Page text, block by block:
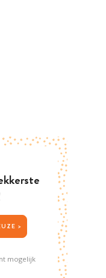
JOUW NIEUWSBRIEFKEUZE >
mogelijk